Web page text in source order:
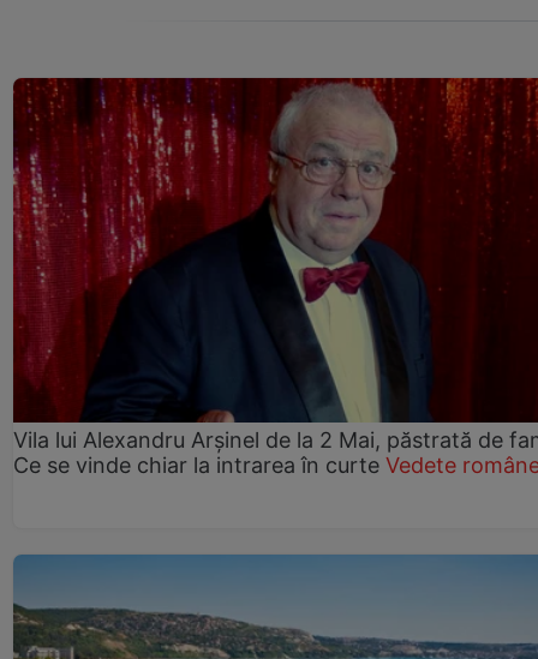
Vila lui Alexandru Arșinel de la 2 Mai, păstrată de
Ce se vinde chiar la intrarea în curte Vedete